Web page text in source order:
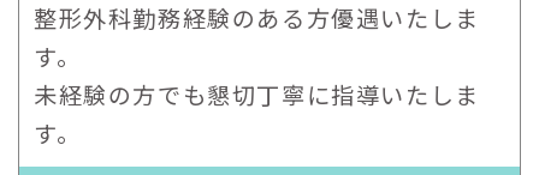
整形外科勤務経験のある方優遇いたしま
す。
未経験の方でも懇切丁寧に指導いたしま
す。